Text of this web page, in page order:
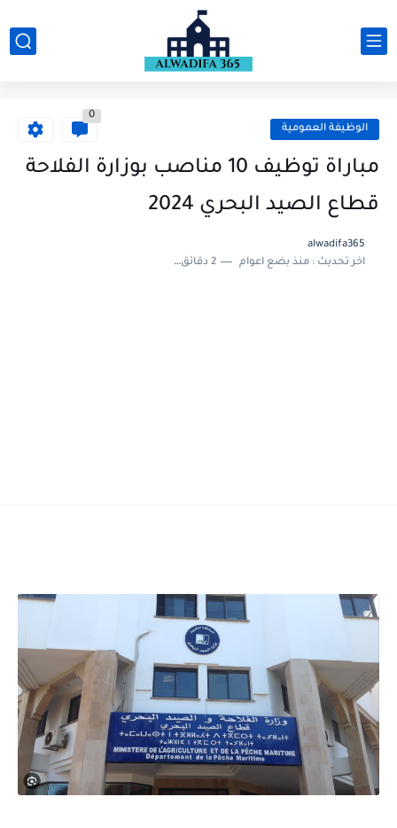
الوظيفة العمومية
0
مباراة توظيف 10 مناصب بوزارة الفلاحة
قطاع الصيد البحري 2024
alwadifa365
اخر تحديث :منذ بضع اعوام 2 دقائق للقراءة